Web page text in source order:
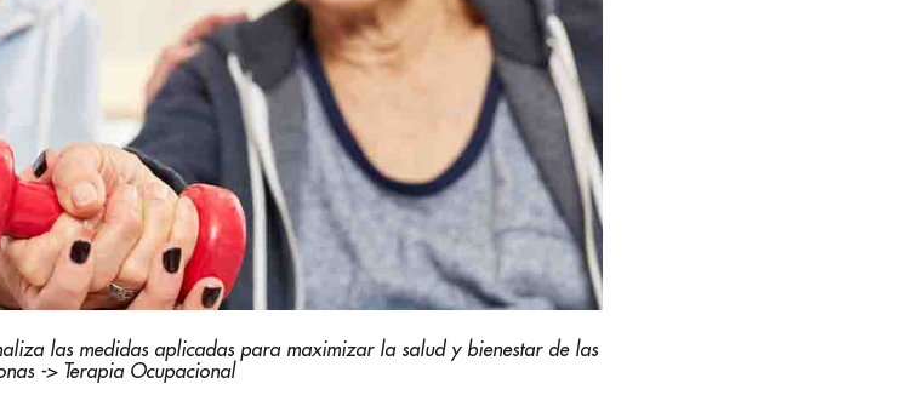
las medidas aplicadas para maximizar la salud y bienestar de las
-> Terapia Ocupacional